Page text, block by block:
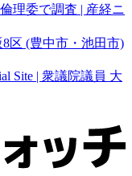
理委で調査 | 産経ニ
区 (豊中市・池田市)
Site | 衆議院議員 大